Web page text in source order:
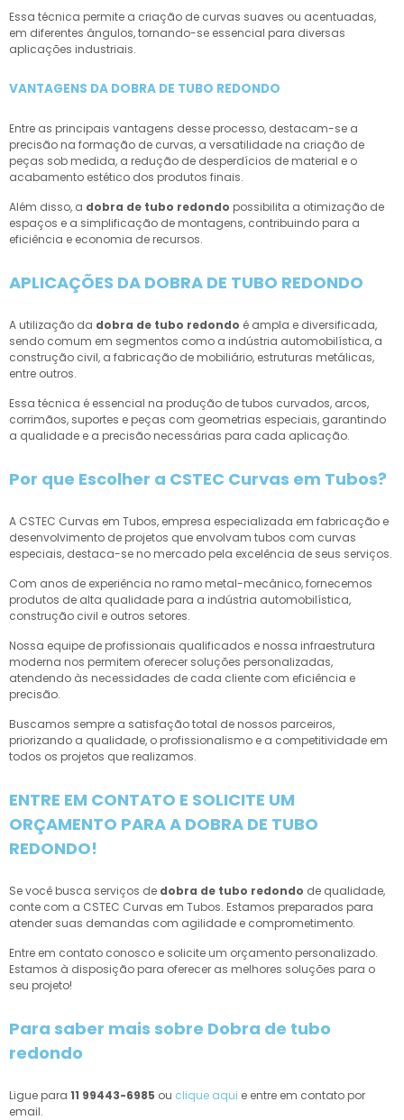
Essa técnica permite a criação de curvas suaves ou acentuadas,
em diferentes ângulos, tornando-se essencial para diversas
aplicações industriais.
VANTAGENS DA DOBRA DE TUBO REDONDO
Entre as principais vantagens desse processo, destacam-se a
precisão na formação de curvas, a versatilidade na criação de
peças sob medida, a redução de desperdícios de material e o
acabamento estético dos produtos finais.
Além disso, a dobra de tubo redondo possibilita a otimização de
espaços e a simplificação de montagens, contribuindo para a
eficiência e economia de recursos.
APLICAÇÕES DA DOBRA DE TUBO REDONDO
A utilização da dobra de tubo redondo é ampla e diversificada,
sendo comum em segmentos como a indústria automobilística, a
construção civil, a fabricação de mobiliário, estruturas metálicas,
entre outros.
Essa técnica é essencial na produção de tubos curvados, arcos,
corrimãos, suportes e peças com geometrias especiais, garantindo
a qualidade e a precisão necessárias para cada aplicação.
Por que Escolher a CSTEC Curvas em Tubos?
A CSTEC Curvas em Tubos, empresa especializada em fabricação e
desenvolvimento de projetos que envolvam tubos com curvas
especiais, destaca-se no mercado pela excelência de seus serviços.
Com anos de experiência no ramo metal-mecânico, fornecemos
produtos de alta qualidade para a indústria automobilística,
construção civil e outros setores.
Nossa equipe de profissionais qualificados e nossa infraestrutura
moderna nos permitem oferecer soluções personalizadas,
atendendo às necessidades de cada cliente com eficiência e
precisão.
Buscamos sempre a satisfação total de nossos parceiros,
priorizando a qualidade, o profissionalismo e a competitividade em
todos os projetos que realizamos.
ENTRE EM CONTATO E SOLICITE UM
ORÇAMENTO PARA A DOBRA DE TUBO
REDONDO!
Se você busca serviços de dobra de tubo redondo de qualidade,
conte com a CSTEC Curvas em Tubos. Estamos preparados para
atender suas demandas com agilidade e comprometimento.
Entre em contato conosco e solicite um orçamento personalizado.
Estamos à disposição para oferecer as melhores soluções para o
seu projeto!
Para saber mais sobre Dobra de tubo
redondo
Ligue para 11 99443-6985 ou clique aqui e entre em contato por
email.